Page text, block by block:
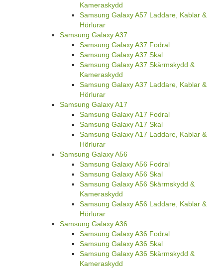
Kameraskydd
Samsung Galaxy A57 Laddare, Kablar &
Hörlurar
Samsung Galaxy A37
Samsung Galaxy A37 Fodral
Samsung Galaxy A37 Skal
Samsung Galaxy A37 Skärmskydd &
Kameraskydd
Samsung Galaxy A37 Laddare, Kablar &
Hörlurar
Samsung Galaxy A17
Samsung Galaxy A17 Fodral
Samsung Galaxy A17 Skal
Samsung Galaxy A17 Laddare, Kablar &
Hörlurar
Samsung Galaxy A56
Samsung Galaxy A56 Fodral
Samsung Galaxy A56 Skal
Samsung Galaxy A56 Skärmskydd &
Kameraskydd
Samsung Galaxy A56 Laddare, Kablar &
Hörlurar
Samsung Galaxy A36
Samsung Galaxy A36 Fodral
Samsung Galaxy A36 Skal
Samsung Galaxy A36 Skärmskydd &
Kameraskydd